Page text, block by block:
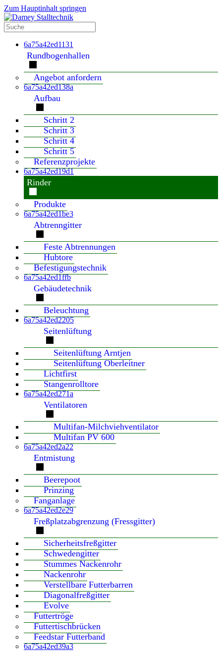
Zum Hauptinhalt springen
6a75a42ed1131
Rundbogenhallen
Angebot anfordern
6a75a42ed138a
Aufbau
Schritt 2
Schritt 3
Schritt 4
Schritt 5
Referenzprojekte
6a75a42ed19d1
Rinder
Produkte
6a75a42ed1be3
Abtrenngitter
Feste Abtrennungen
Hubtore
Befestigungstechnik
6a75a42ed1ffb
Gebäudetechnik
Beleuchtung
6a75a42ed2205
Seitenlüftung
Seitenlüftung Arntjen
Seitenlüftung Oberleitner
Lichtfirst
Stangenrolltore
6a75a42ed271a
Ventilatoren
Multifan-Milchviehventilator
Multifan PV 600
6a75a42ed2a22
Entmistung
Beerepoot
Prinzing
Fanganlage
6a75a42ed2e29
Freßplatzabgrenzung (Fressgitter)
Sicherheitsfreßgitter
Schwedengitter
Stummes Nackenrohr
Nackenrohr
Verstellbare Futterbarren
Diagonalfreßgitter
Evolve
Futtertröge
Futtertischbrücken
Feedstar Futterband
6a75a42ed39a3